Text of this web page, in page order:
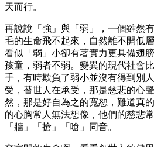
天而行。
再說說「強」與「弱」，一個雖然
毛的生命飛不起來，自然離不開低
看似「弱」小卻有著實力更具備翅
孩童，弱者不弱。變異的現代社會
手，有時欺負了弱小並沒有得到別
受，替世人在承受，那是慈悲的心
然，那是好自為之的寬恕，難道真
的心胸常人無法想像，他們的慈悲
「牆」「搶」「嗆」同音。